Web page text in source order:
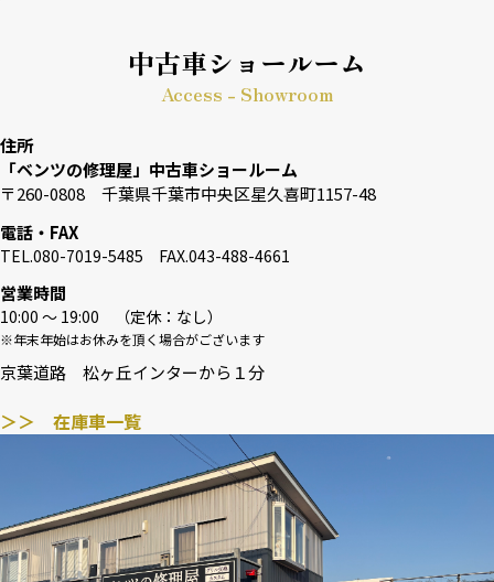
中古車ショールーム
Access - Showroom
住所
「ベンツの修理屋」中古車ショールーム
〒260-0808 千葉県千葉市中央区星久喜町1157-48
電話・FAX
TEL.080-7019-5485 FAX.043-488-4661
営業時間
10:00 〜 19:00 （定休：なし）
※年末年始はお休みを頂く場合がございます
京葉道路 松ヶ丘インターから１分
＞＞ 在庫車一覧